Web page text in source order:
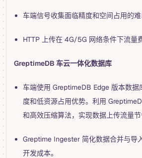
车端信号收集面临精度和空间占用的难
HTTP 上传在 4G/5G 网络条件下流量
GreptimeDB 车云一体化数据库
车端使用 GreptimeDB Edge 版本数据
度和低资源占用优势。利用
和高效压缩算法，实现数据上传流量节
Greptime Ingester 简化数据合并与导
开发成本。